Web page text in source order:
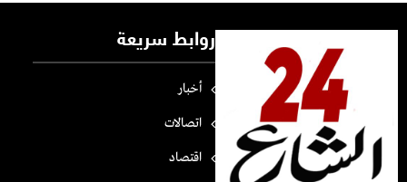
روابط سريعة
أخبار
اتصالات
اقتصاد